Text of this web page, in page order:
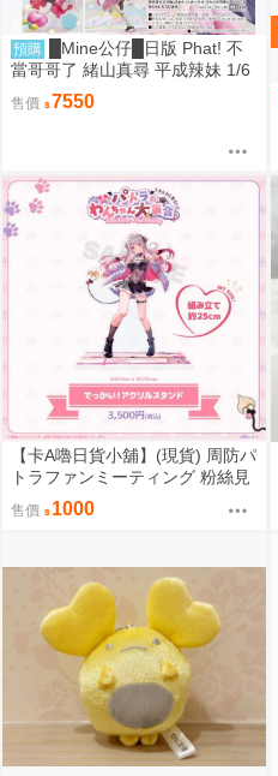
預購
█Mine公仔█日版 Phat! 不
當哥哥了 緒山真尋 平成辣妹 1/6
PVC D9282
售價 7550
【卡A嚕日貨小舖】(現貨) 周防パ
トラファンミーティング 粉絲見
面會『パトラのわんちゃん大集
合』でっかい！！アクリルスタ
r
售價 1000